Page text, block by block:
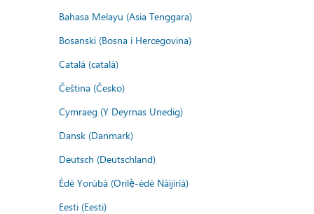
Bahasa Melayu (Asia Tenggara)
Bosanski (Bosna i Hercegovina)
Català (català)
Čeština (Česko)
Cymraeg (Y Deyrnas Unedig)
Dansk (Danmark)
Deutsch (Deutschland)
Èdè Yorùbá (Orilẹ̀-èdè Nàìjíríà)
Eesti (Eesti)